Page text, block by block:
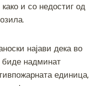
и со недостиг од
најави дека во
биде надминат
единица,